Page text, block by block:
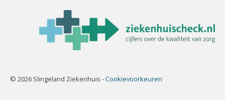
© 2026 Slingeland Ziekenhuis -Cookievoorkeuren